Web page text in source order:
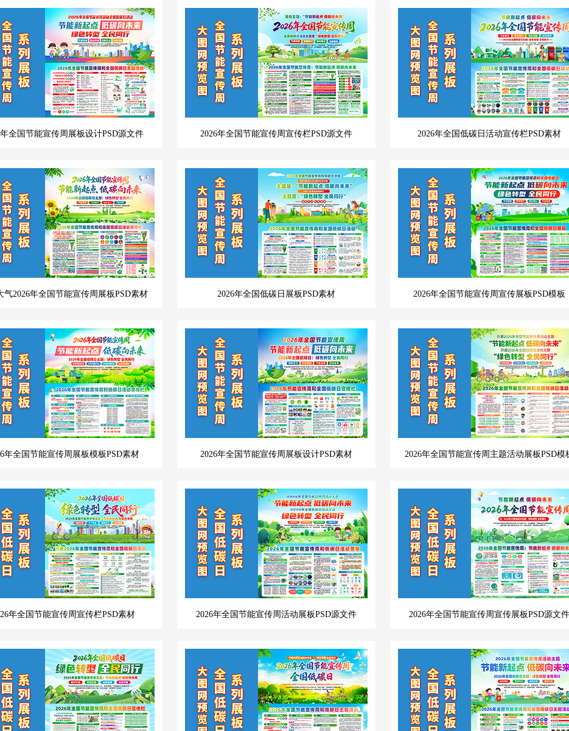
全国节能宣传周展板设计PSD源文件 2026年全国节能宣传周宣传栏PSD源文件 2026年全国低碳日活动宣传栏PSD素材
气2026年全国节能宣传周展板PSD素材 2026年全国低碳日展板PSD素材 2026年全国节能宣传周宣传展板PSD模板
年全国节能宣传周展板模板PSD素材 2026年全国节能宣传周展板设计PSD素材 2026年全国节能宣传周主题活动展板PSD模
年全国节能宣传周宣传栏PSD素材 2026年全国节能宣传周活动展板PSD源文件 2026年全国节能宣传周宣传展板PSD源文件